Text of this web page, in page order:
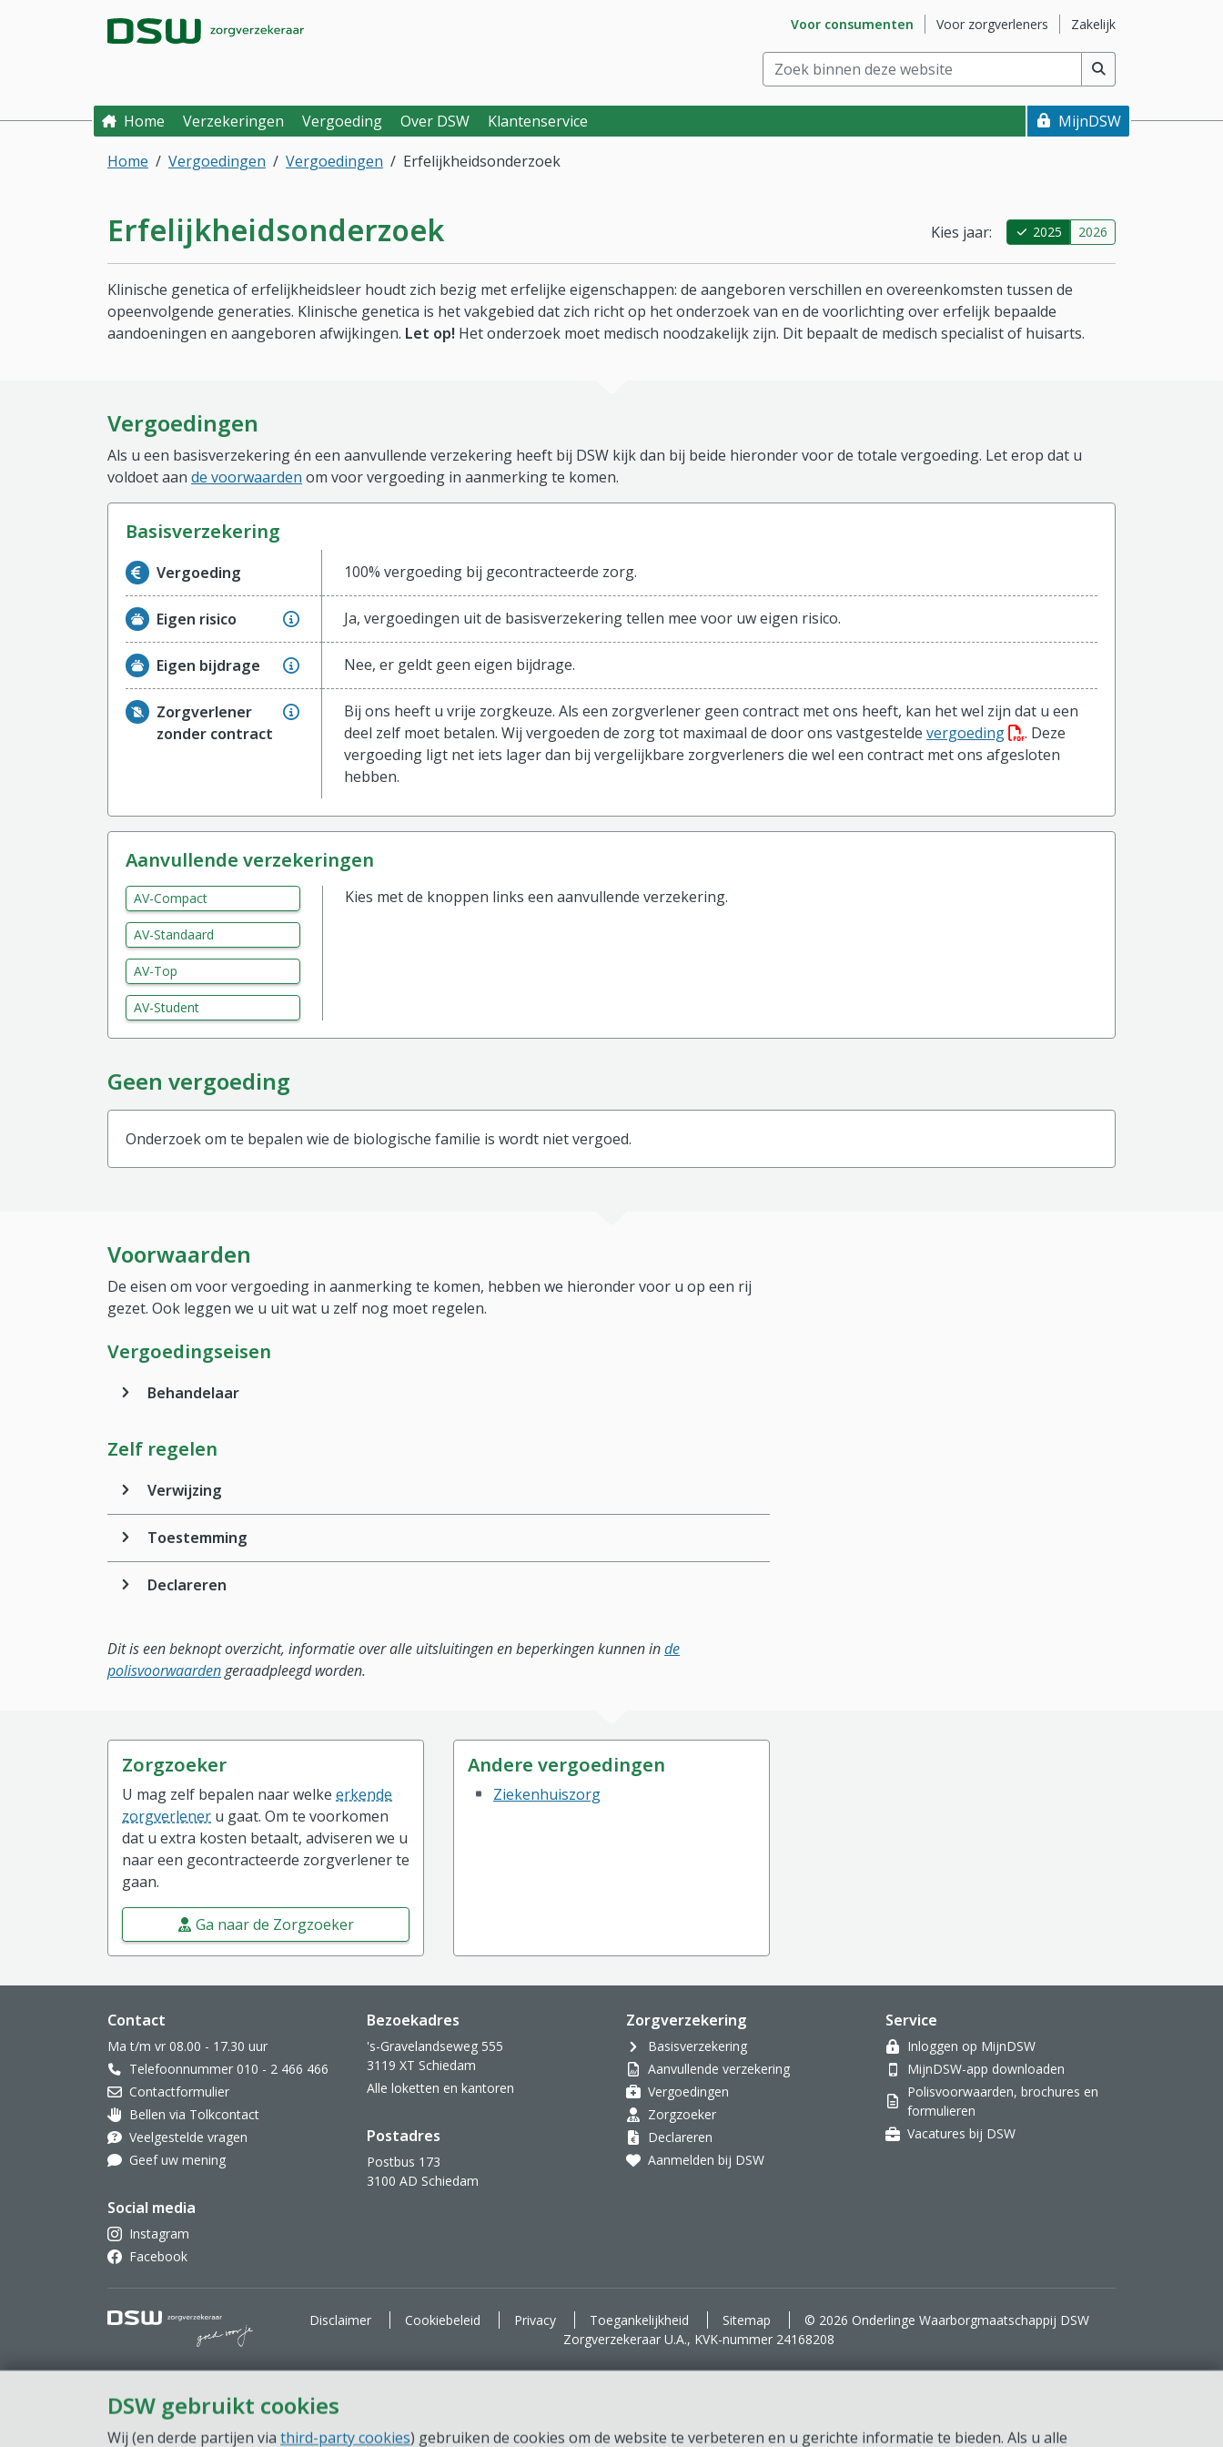
DSW gebruikt cookies
Wij (en derde partijen via third-party cookies) gebruiken de cookies om de website te verbeteren en u gerichte informatie te bieden. Als u alle
Direct naar hoofdinhoud
Direct naar hoofdmenu DSW Zorgverzekeraar. Goed voor je. Ga naar subsite
Voor consumenten Ga naar subsite
Voor zorgverleners Ga naar subsite
Zakelijk
Zoek binnen deze website(min. 2 tekens)
Home Verzekeringen Vergoeding Over DSW Klantenservice
MijnDSW
Home
Vergoedingen Vergoedingen Erfelijkheidsonderzoek
Erfelijkheids­onderzoek Kies jaar: 2025 2026
Klinische genetica of erfelijkheidsleer houdt zich bezig met erfelijke eigenschappen: de aangeboren verschillen en overeenkomsten tussen de
opeenvolgende generaties. Klinische genetica is het vakgebied dat zich richt op het onderzoek van en de voorlichting over erfelijk bepaalde
aandoeningen en aangeboren afwijkingen. Let op! Het onderzoek moet medisch noodzakelijk zijn. Dit bepaalt de medisch specialist of huisarts.
Vergoedingen
Als u een basisverzekering én een aanvullende verzekering heeft bij DSW kijk dan bij beide hieronder voor de totale vergoeding. Let erop dat u
voldoet aan de voorwaarden om voor vergoeding in aanmerking te komen.
basisverzekering
Informatie over de vergoeding van de basisverzekering
Vergoeding 100% vergoeding bij gecontracteerde zorg.
Eigen risico Ja, vergoedingen uit de basisverzekering tellen mee voor uw eigen risico.
Eigen bijdrage Nee, er geldt geen eigen bijdrage.
Zorgverlener
zonder contract
Bij ons heeft u vrije zorgkeuze. Als een zorgverlener geen contract met ons heeft, kan het wel zijn dat u een
deel zelf moet betalen. Wij vergoeden de zorg tot maximaal de door ons vastgestelde vergoeding(PDF bestand, download
. Deze
vergoeding ligt net iets lager dan bij vergelijkbare zorgverleners die wel een contract met ons afgesloten
hebben.
aanvullende verzekeringen
AV-Compact
AV-Standaard
AV-Top
AV-Student
Kies met de knoppen links een aanvullende verzekering.
Geen vergoeding
Onderzoek om te bepalen wie de biologische familie is wordt niet vergoed.
Voorwaarden
De eisen om voor vergoeding in aanmerking te komen, hebben we hieronder voor u op een rij
gezet. Ook leggen we u uit wat u zelf nog moet regelen.
Vergoedingseisen
Behandelaar
Zelf regelen
Verwijzing
Toestemming
Declareren
Dit is een beknopt overzicht, informatie over alle uitsluitingen en beperkingen kunnen inde
polisvoorwaardengeraadpleegd worden.
Zorgzoeker
U mag zelf bepalen naar welke erkende
zorgverlener u gaat. Om te voorkomen
dat u extra kosten betaalt, adviseren we u
naar een gecontracteerde zorgverlener te
gaan.
Ga naar de Zorgzoeker
Andere vergoedingen
Ziekenhuiszorg
Website footer
Contact
Ma t/m vr 08.00 - 17.30 uur
Telefoonnummer 010 - 2 466 466
Contactformulier
Oor met hoortoestel
Bellen via Tolkcontact
Veelgestelde vragen
Geef uw mening
Social media
Instagram
Facebook
Bezoekadres
's-Gravelandseweg 555
3119 XT Schiedam
Alle loketten en kantoren
Postadres
Postbus 173
3100 AD Schiedam
Zorgverzekering
Basisverzekering
Aanvullende verzekering
Vergoedingen
Zorgzoeker
Declareren
Aanmelden bij DSW
Service
Inloggen op MijnDSW
MijnDSW-app downloaden
Polisvoorwaarden, brochures en
formulieren
Vacatures bij DSW
DSW Zorgverzekeraar. Goed voor je.
Disclaimer Cookiebeleid Privacy Toegankelijkheid Sitemap
© 2026 Onderlinge Waarborgmaatschappij DSW
Zorgverzekeraar U.A., KVK-nummer 24168208